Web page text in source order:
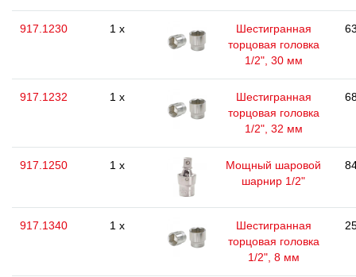
917.1230 1 x
Шестигранная
торцовая головка
1/2", 30 мм
917.1232 1 x
Шестигранная
торцовая головка
1/2", 32 мм
917.1250 1 x
Мощный шаровой
шарнир 1/2"
917.1340 1 x
Шестигранная
торцовая головка
1/2", 8 мм